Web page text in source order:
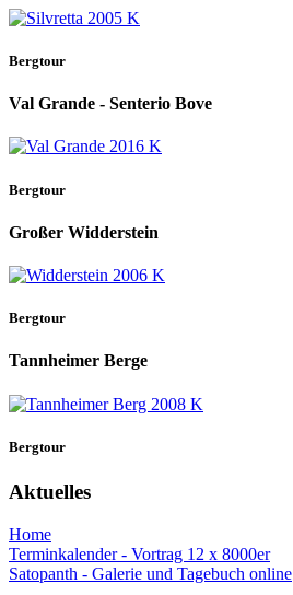
Bergtour
Val Grande - Senterio Bove
Bergtour
Großer Widderstein
Bergtour
Tannheimer Berge
Bergtour
Aktuelles
Home
Terminkalender - Vortrag 12 x 8000er
Satopanth - Galerie und Tagebuch online